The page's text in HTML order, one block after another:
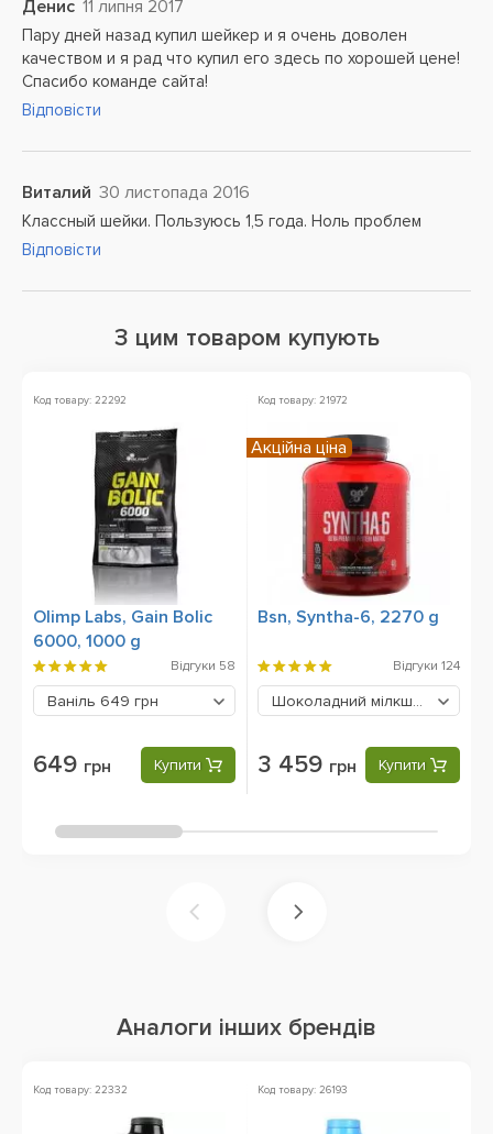
Денис 11 липня 2017
Пару дней назад купил шейкер и я очень доволен
качеством и я рад что купил его здесь по хорошей цене!
Спасибо команде сайта!
Відповісти
Виталий 30 листопада 2016
Классный шейки. Пользуюсь 1,5 года. Ноль проблем
Відповісти
З цим товаром купують
Код товару: 22292
Olimp Labs, Gain Bolic
6000, 1000 g
Відгуки 58
Ваніль 649 грн
649 грн Купити
Код товару: 21972
Bsn, Syntha-6, 2270 g
Відгуки 124
Шоколадний мілкшейк 3459
3 459 грн Купити
Акційна ціна
Аналоги інших брендів
Код товару: 22332 Код товару: 26193